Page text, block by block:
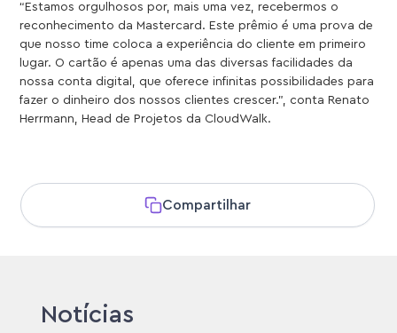
“Estamos orgulhosos por, mais uma vez, recebermos o
reconhecimento da Mastercard. Este prêmio é uma prova de
que nosso time coloca a experiência do cliente em primeiro
lugar. O cartão é apenas uma das diversas facilidades da
nossa conta digital, que oferece infinitas possibilidades para
fazer o dinheiro dos nossos clientes crescer.", conta Renato
Herrmann, Head de Projetos da CloudWalk.
Compartilhar
Notícias